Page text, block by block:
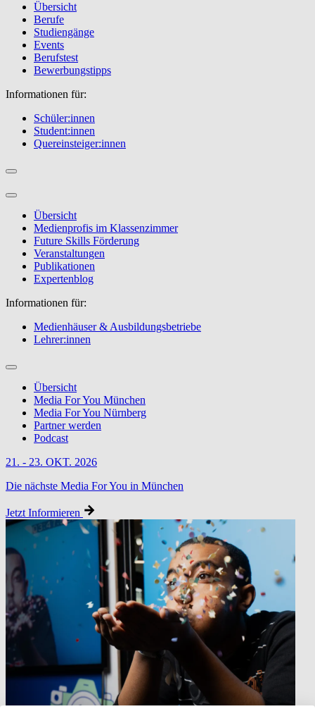
Übersicht
Berufe
Studiengänge
Events
Berufstest
Bewerbungstipps
Informationen für:
Schüler:innen
Student:innen
Quereinsteiger:innen
Übersicht
Medienprofis im Klassenzimmer
Future Skills Förderung
Veranstaltungen
Publikationen
Expertenblog
Informationen für:
Medienhäuser & Ausbildungsbetriebe
Lehrer:innen
Übersicht
Media For You München
Media For You Nürnberg
Partner werden
Podcast
21. - 23. OKT. 2026
Die nächste Media For You in München
Jetzt Informieren